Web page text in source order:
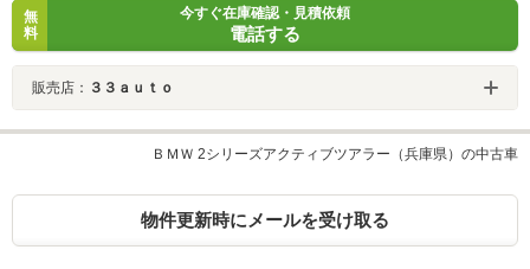
無
料
今すぐ在庫確認・見積依頼
電話する
販売店： ３３ａｕｔｏ
ＢＭＷ 2シリーズアクティブツアラー（兵庫県）の中古車
物件更新時にメールを受け取る